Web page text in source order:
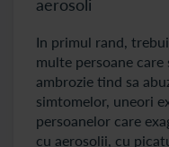
aerosoli
In primul rand,
multe persoane
ambrozie tind sa
simtomelor, uneori
persoanelor care
cu aerosolii, cu